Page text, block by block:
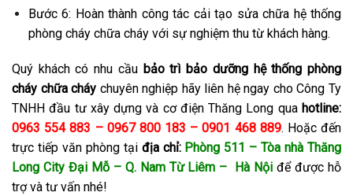
Bước 6: Hoàn thành công tác cải tạo sửa chữa hệ thống
phòng cháy chữa cháy với sự nghiệm thu từ khách hàng.
Quý khách có nhu cầu bảo trì bảo dưỡng hệ thống phòng
cháy chữa cháy chuyên nghiệp hãy liên hệ ngay cho Công Ty
TNHH đầu tư xây dựng và cơ điện Thăng Long qua hotline:
0963 554 883 – 0967 800 183 – 0901 468 889. Hoặc đến
trực tiếp văn phòng tại địa chỉ: Phòng 511 – Tòa nhà Thăng
Long City Đại Mỗ – Q. Nam Từ Liêm – Hà Nội để được hỗ
trợ và tư vấn nhé!